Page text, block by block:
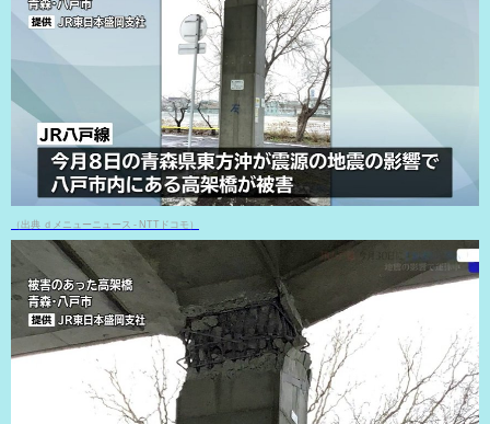
（出典 ｄメニューニュース - NTTドコモ）